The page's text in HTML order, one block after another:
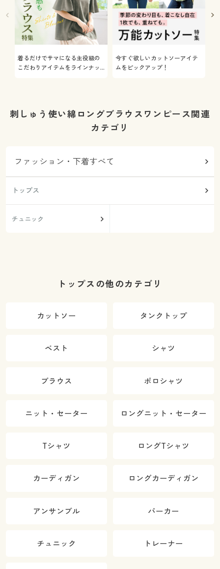
着るだけでサマになる主役級の
こだわりアイテムをラインナッ
今すぐ欲しいカットソーアイテ
ムをピックアップ！
刺しゅう使い綿ロングブラウスワンピース関連
カテゴリ
ファッション・下着すべて
トップス
チュニック
トップスの他のカテゴリ
カットソー タンクトップ
ベスト シャツ
ブラウス ポロシャツ
ニット・セーター ロングニット・セーター
Tシャツ ロングTシャツ
カーディガン ロングカーディガン
アンサンブル パーカー
チュニック トレーナー